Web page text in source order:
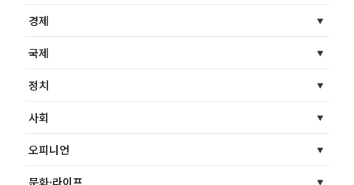
경제
국제
정치
사회
오피니언
문화·라이프